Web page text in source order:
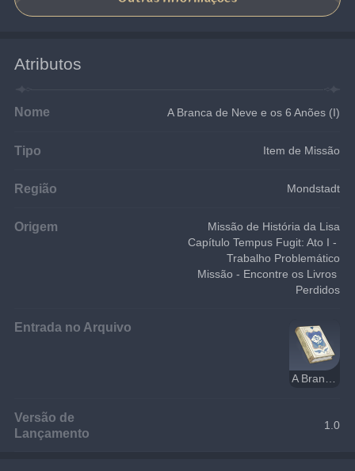
Atributos
Nome A Branca de Neve e os 6 Anões (I)
Tipo Item de Missão
Região Mondstadt
Origem
Missão de História da Lisa
Capítulo Tempus Fugit: Ato I -
Trabalho Problemático
Missão - Encontre os Livros
Perdidos
Entrada no Arquivo
A Branca de Neve e os 6 Anões
Versão de
Lançamento
1.0